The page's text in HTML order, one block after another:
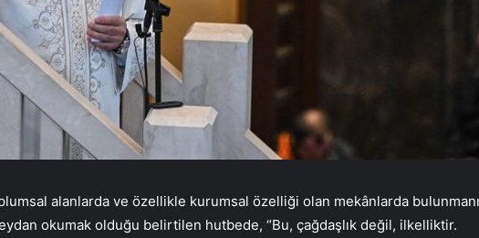
alanlarda ve özellikle kurumsal özelliği olan mekânlarda
okumak olduğu belirtilen hutbede, “Bu, çağdaşlık değil, ilkelliktir.